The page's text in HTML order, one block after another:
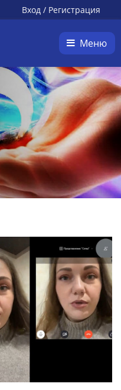
Вход / Регистрация
Меню